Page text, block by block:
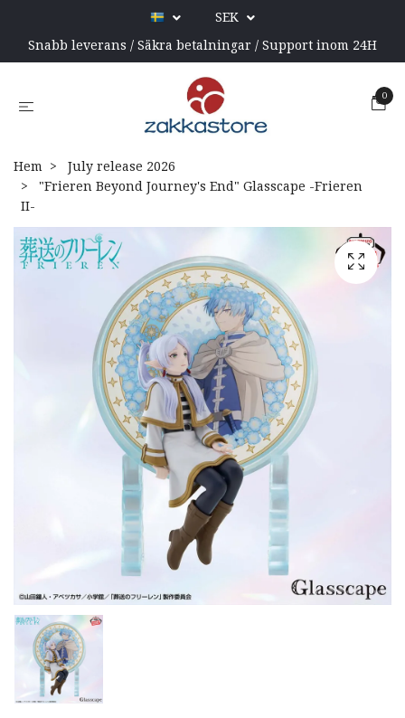
SEK
Snabb leverans / Säkra betalningar / Support inom 24H
0
Hem
July release 2026
"Frieren Beyond Journey's End" Glasscape -Frieren
II-